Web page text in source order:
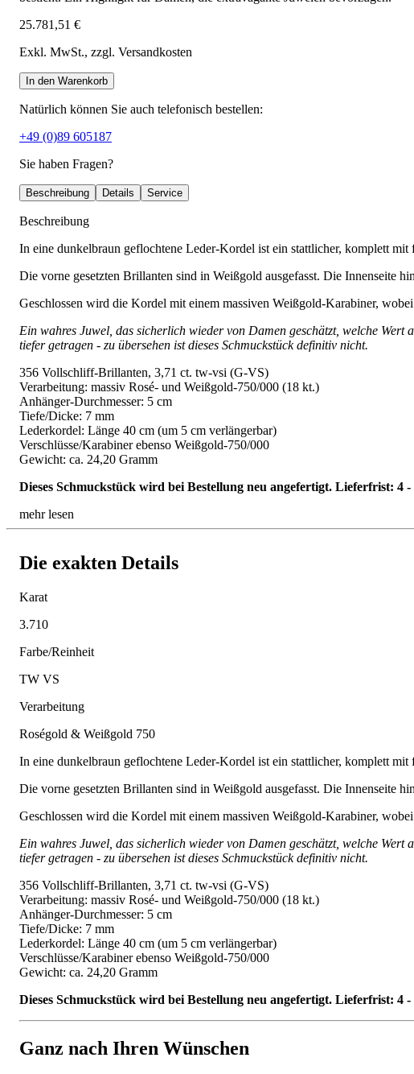
25.781,51 €
Exkl. MwSt., zzgl. Versandkosten
In den Warenkorb
Natürlich können Sie auch telefonisch bestellen:
+49 (0)89 605187
Sie haben Fragen?
Beschreibung Details Service
Beschreibung
In eine dunkelbraun geflochtene Leder-Kordel ist ein stattlicher, komplett
Die vorne gesetzten Brillanten sind in Weißgold ausgefasst. Die Innenseite
Geschlossen wird die Kordel mit einem massiven Weißgold-Karabiner,
Ein wahres Juwel, das sicherlich wieder von Damen geschätzt, welche
tiefer getragen - zu übersehen ist dieses Schmuckstück definitiv nicht.
356 Vollschliff-Brillanten, 3,71 ct. tw-vsi (G-VS)
Verarbeitung: massiv Rosé- und Weißgold-750/000 (18 kt.)
Anhänger-Durchmesser: 5 cm
Tiefe/Dicke: 7 mm
Lederkordel: Länge 40 cm (um 5 cm verlängerbar)
Verschlüsse/Karabiner ebenso Weißgold-750/000
Gewicht: ca. 24,20 Gramm
Dieses Schmuckstück wird bei Bestellung neu angefertigt. Lieferfrist: 4
mehr lesen
Die exakten Details
Karat
3.710
Farbe/Reinheit
TW VS
Verarbeitung
Roségold & Weißgold 750
In eine dunkelbraun geflochtene Leder-Kordel ist ein stattlicher, komplett
Die vorne gesetzten Brillanten sind in Weißgold ausgefasst. Die Innenseite
Geschlossen wird die Kordel mit einem massiven Weißgold-Karabiner,
Ein wahres Juwel, das sicherlich wieder von Damen geschätzt, welche
tiefer getragen - zu übersehen ist dieses Schmuckstück definitiv nicht.
356 Vollschliff-Brillanten, 3,71 ct. tw-vsi (G-VS)
Verarbeitung: massiv Rosé- und Weißgold-750/000 (18 kt.)
Anhänger-Durchmesser: 5 cm
Tiefe/Dicke: 7 mm
Lederkordel: Länge 40 cm (um 5 cm verlängerbar)
Verschlüsse/Karabiner ebenso Weißgold-750/000
Gewicht: ca. 24,20 Gramm
Dieses Schmuckstück wird bei Bestellung neu angefertigt. Lieferfrist: 4
Ganz nach Ihren Wünschen